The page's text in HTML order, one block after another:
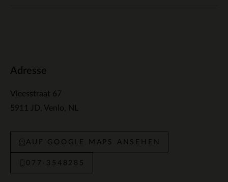
Adresse
Vleesstraat 67
5911 JD Venlo NL
AUF GOOGLE MAPS ANSEHEN
077-3548285